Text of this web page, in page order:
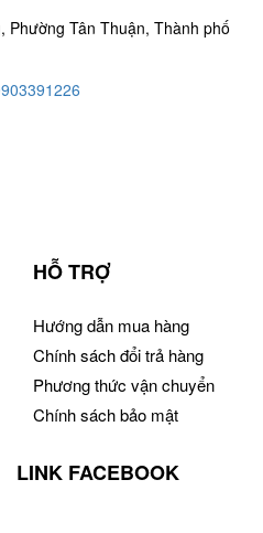
Phường Tân Thuận, Thành phố
HỖ TRỢ
Hướng dẫn mua hàng
Chính sách đổi trả hàng
Phương thức vận chuyển
Chính sách bảo mật
LINK FACEBOOK